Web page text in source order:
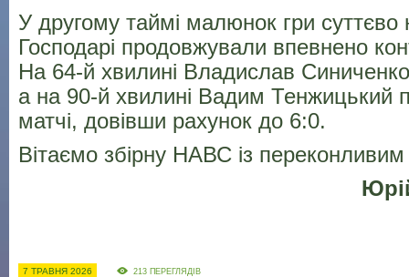
У другому таймі малюнок гри суттєво
Господарі продовжували впевнено
На 64-й хвилині Владислав
а на 90-й хвилині Вадим Тенжицький
матчі, довівши рахунок до 6:0.
Вітаємо збірну НАВС із
7 ТРАВНЯ 2026 213 ПЕРЕГЛЯДІВ